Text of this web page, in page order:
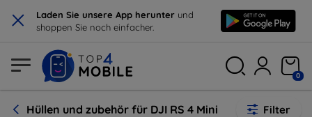
× Laden Sie unsere App herunter und
shoppen Sie noch einfacher.
0
Hüllen und zubehör für DJI RS 4 Mini Filter